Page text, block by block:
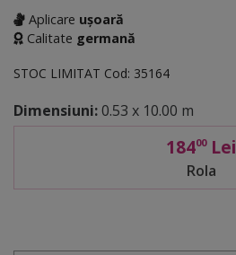
Aplicare ușoară
Calitate germană
STOC LIMITAT Cod: 35164
Dimensiuni:0.53 x 10.00 m
18400Lei
Rola